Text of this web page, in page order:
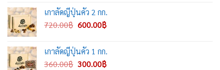
was:
1,180.00฿.
เกาลัดญี่ปุ่นคั่ว 2 กก.
720.00฿ Original
was:
720.00฿.
600.00฿Current
600.00฿.
เกาลัดญี่ปุ่นคั่ว 1 กก.
360.00฿ Original
300.00฿Current